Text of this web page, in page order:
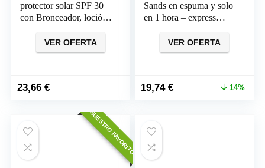
protector solar SPF 30
con Bronceador, loción
VER OFERTA
23,66€
Sands en espuma y solo
en 1 hora – express
VER OFERTA
El
22,99 €.
19,74€El
14%
NUESTRO FAVORITO